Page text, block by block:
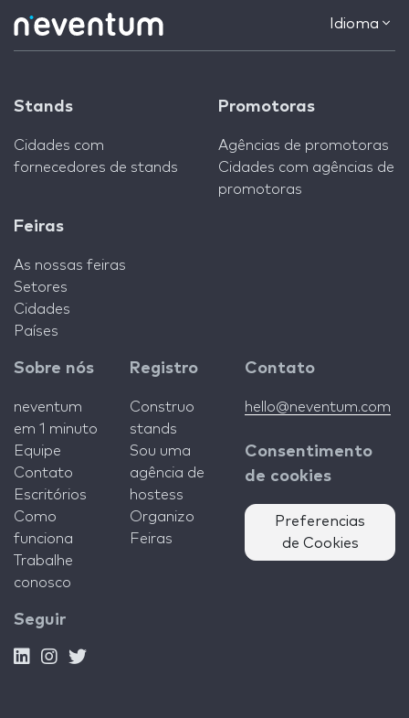
Idioma
Stands
Cidades com
fornecedores de stands
Promotoras
Agências de promotoras
Cidades com agências de
promotoras
Feiras
As nossas feiras
Setores
Cidades
Países
Sobre nós
neventum
em 1 minuto
Equipe
Contato
Escritórios
Como
funciona
Trabalhe
conosco
Registro
Construo
stands
Sou uma
agência de
hostess
Organizo
Feiras
Contato
hello@neventum.com
Consentimento
de cookies
Preferencias
de Cookies
Seguir